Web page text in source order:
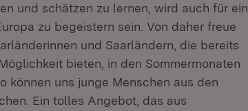
und schätzen zu lernen, wird auch für ein
zu begeistern sein. Von daher freue
und Saarländern, die bereits
bieten, in den Sommermonaten
können uns junge Menschen aus den
Ein tolles Angebot, das aus